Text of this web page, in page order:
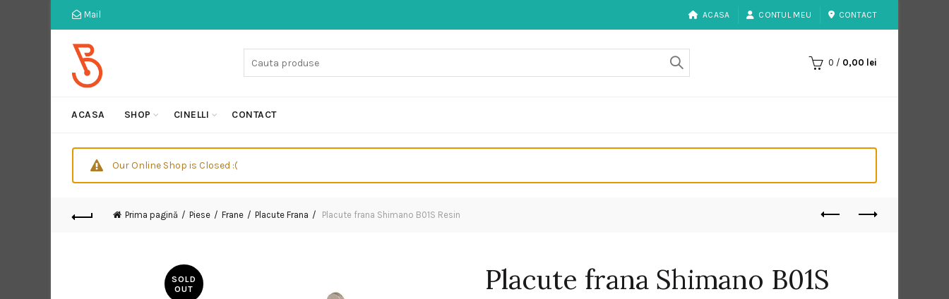
Mail ACASA CONTUL MEU CONTACT
0 / 0,00 lei
ACASA SHOP CINELLI CONTACT
Our Online Shop is Closed :(
Prima pagină Piese Frane Placute Frana Placute frana Shimano B01S Resin
SOLD
OUT
Placute frana Shimano B01S